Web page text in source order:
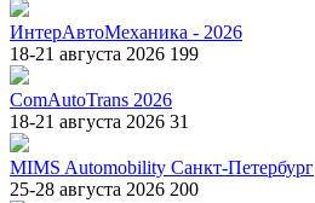
ИнтерАвтоМеханика - 2026
18-21 августа 2026 199
ComAutoTrans 2026
18-21 августа 2026 31
MIMS Automobility Санкт-Петербург
25-28 августа 2026 200